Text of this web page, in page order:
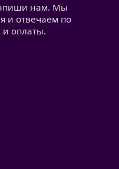
нам. Мы
и отвечаем по
и оплаты.